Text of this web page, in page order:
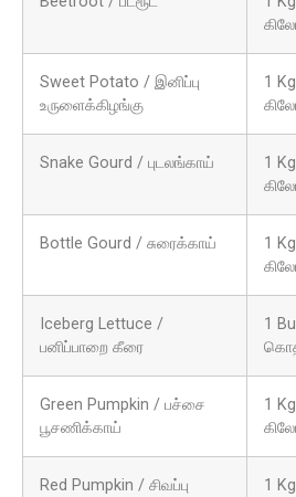
Sweet Potato / இனிப்பு
உருளைக்கிழங்கு
1
Snake Gourd / புடலங்காய்
1
Bottle Gourd / சுரைக்காய்
1
Iceberg Lettuce /
பனிப்பாறை கீரை
1
Green Pumpkin / பச்சை
பூசணிக்காய்
1
Red Pumpkin / சிவப்பு
1